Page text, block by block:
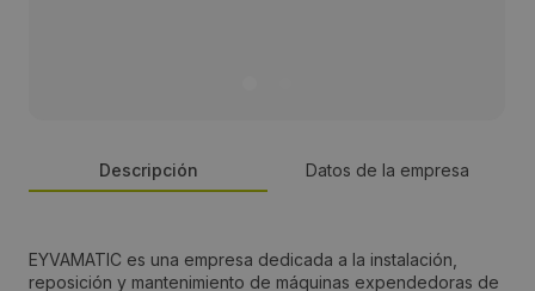
Descripción Datos de la empresa
EYVAMATIC es una empresa dedicada a la instalación,
reposición y mantenimiento de máquinas expendedoras de
Persona de contacto: